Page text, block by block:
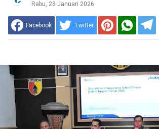
Rabu, 28 Januari 2026
Facebook Twitter